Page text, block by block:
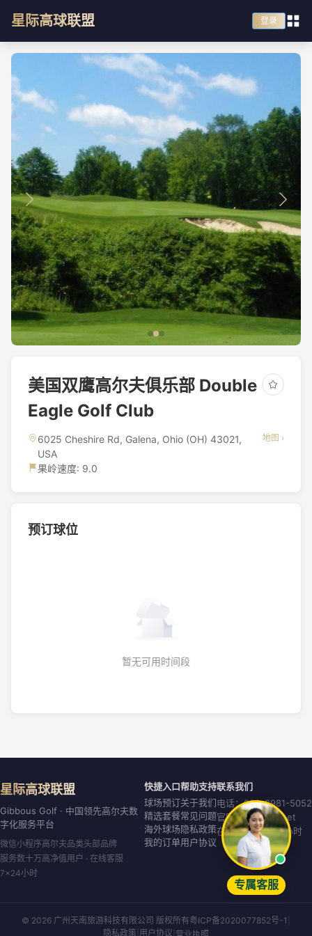
星际高球联盟 登录
美国双鹰高尔夫俱乐部 Double
Eagle Golf Club
6025 Cheshire Rd, Galena, Ohio (OH) 43021,
USA
地图 ›
果岭速度: 9.0
预订球位
暂无可用时间段
星际高球联盟
Gibbous Golf · 中国领先高尔夫数
字化服务平台
微信小程序高尔夫品类头部品牌
服务数十万高净值用户 · 在线客服
7×24小时
快捷入口
球场预订
精选套餐
海外球场
我的订单
帮助支持
关于我们
常见问题
隐私政策
用户协议
联系我们
电话：020-8981-5052
官网：gibbous.net
在线客服：7×24小时
© 2026 广州天南旅游科技有限公司 版权所有粤ICP备2020077852号-1
隐私政策 用户协议
专属客服